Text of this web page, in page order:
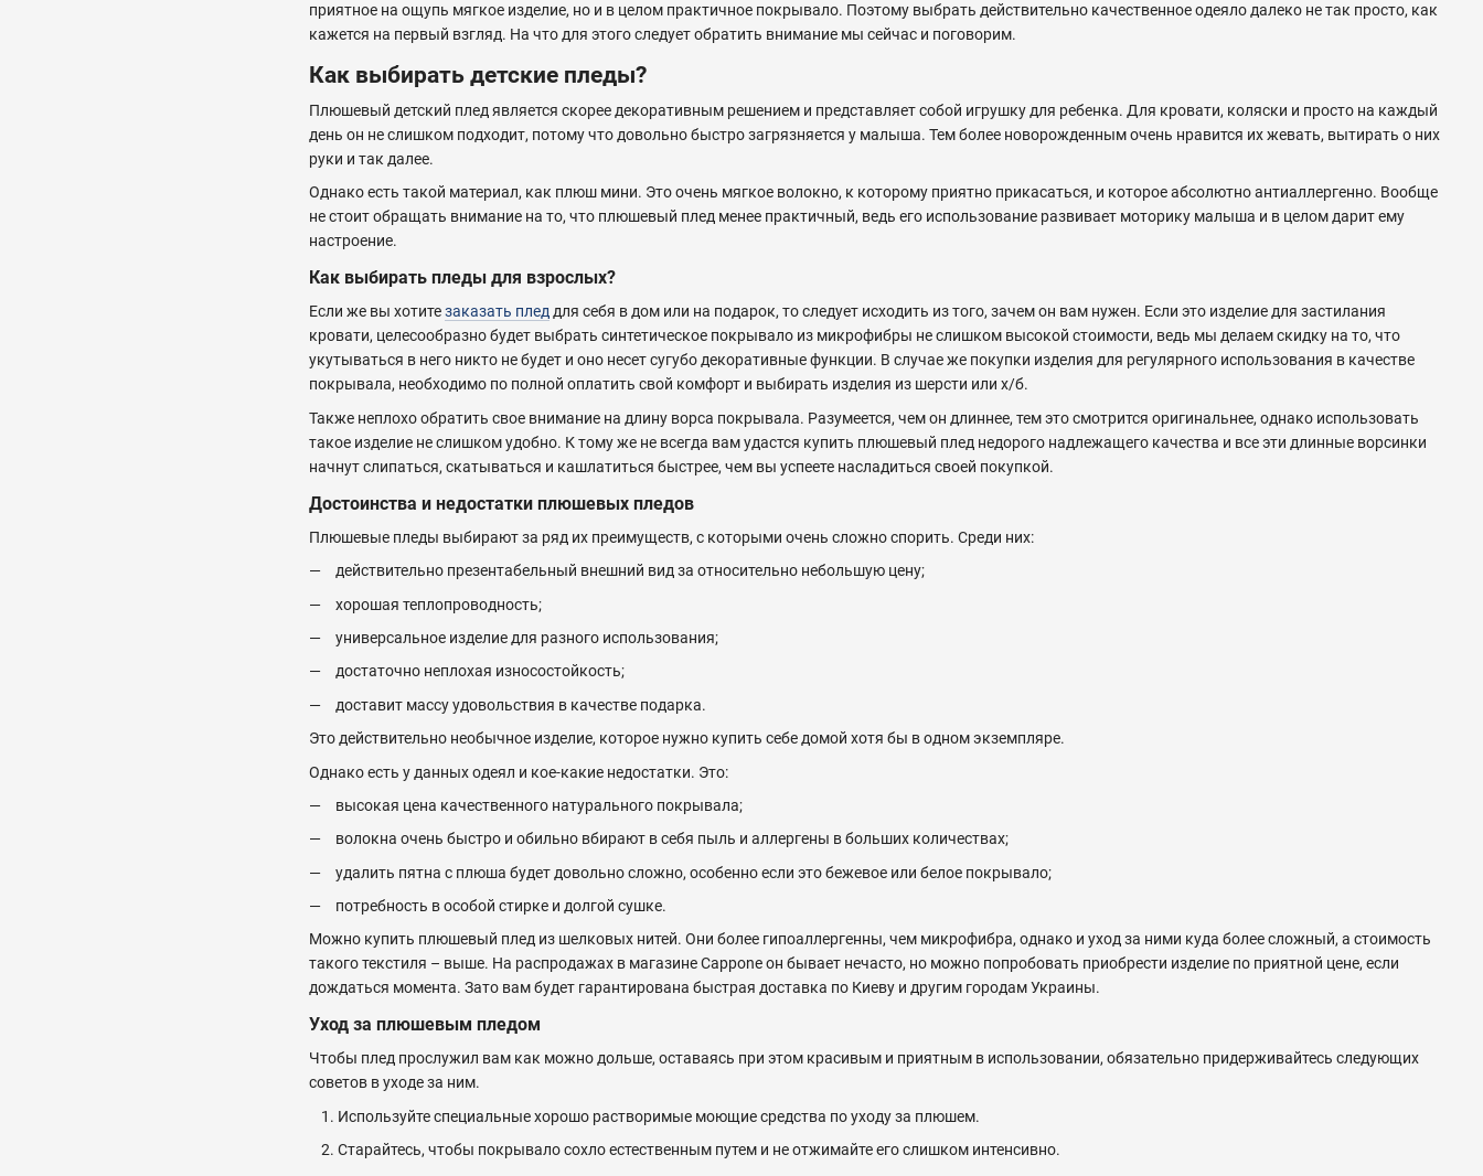
приятное на ощупь мягкое изделие, но и в целом практичное покрывало. Поэтому выбрать действительно качественное одеяло далеко не так просто, как
кажется на первый взгляд. На что для этого следует обратить внимание мы сейчас и поговорим.
Как выбирать детские пледы?
Плюшевый детский плед является скорее декоративным решением и представляет собой игрушку для ребенка. Для кровати, коляски и просто на каждый
день он не слишком подходит, потому что довольно быстро загрязняется у малыша. Тем более новорожденным очень нравится их жевать, вытирать о них
руки и так далее.
Однако есть такой материал, как плюш мини. Это очень мягкое волокно, к которому приятно прикасаться, и которое абсолютно антиаллергенно. Вообще
не стоит обращать внимание на то, что плюшевый плед менее практичный, ведь его использование развивает моторику малыша и в целом дарит ему
настроение.
Как выбирать пледы для взрослых?
Если же вы хотитезаказать пледдля себя в дом или на подарок, то следует исходить из того, зачем он вам нужен. Если это изделие для застилания
кровати, целесообразно будет выбрать синтетическое покрывало из микрофибры не слишком высокой стоимости, ведь мы делаем скидку на то, что
укутываться в него никто не будет и оно несет сугубо декоративные функции. В случае же покупки изделия для регулярного использования в качестве
покрывала, необходимо по полной оплатить свой комфорт и выбирать изделия из шерсти или х/б.
Также неплохо обратить свое внимание на длину ворса покрывала. Разумеется, чем он длиннее, тем это смотрится оригинальнее, однако использовать
такое изделие не слишком удобно. К тому же не всегда вам удастся купить плюшевый плед недорого надлежащего качества и все эти длинные ворсинки
начнут слипаться, скатываться и кашлатиться быстрее, чем вы успеете насладиться своей покупкой.
Достоинства и недостатки плюшевых пледов
Плюшевые пледы выбирают за ряд их преимуществ, с которыми очень сложно спорить. Среди них:
действительно презентабельный внешний вид за относительно небольшую цену;
хорошая теплопроводность;
универсальное изделие для разного использования;
достаточно неплохая износостойкость;
доставит массу удовольствия в качестве подарка.
Это действительно необычное изделие, которое нужно купить себе домой хотя бы в одном экземпляре.
Однако есть у данных одеял и кое-какие недостатки. Это:
высокая цена качественного натурального покрывала;
волокна очень быстро и обильно вбирают в себя пыль и аллергены в больших количествах;
удалить пятна с плюша будет довольно сложно, особенно если это бежевое или белое покрывало;
потребность в особой стирке и долгой сушке.
Можно купить плюшевый плед из шелковых нитей. Они более гипоаллергенны, чем микрофибра, однако и уход за ними куда более сложный, а стоимость
такого текстиля – выше. На распродажах в магазине Cappone он бывает нечасто, но можно попробовать приобрести изделие по приятной цене, если
дождаться момента. Зато вам будет гарантирована быстрая доставка по Киеву и другим городам Украины.
Уход за плюшевым пледом
Чтобы плед прослужил вам как можно дольше, оставаясь при этом красивым и приятным в использовании, обязательно придерживайтесь следующих
советов в уходе за ним.
Используйте специальные хорошо растворимые моющие средства по уходу за плюшем.
Старайтесь, чтобы покрывало сохло естественным путем и не отжимайте его слишком интенсивно.